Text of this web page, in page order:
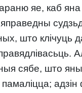
яе, каб
што клічуць
сябе, што
адзін